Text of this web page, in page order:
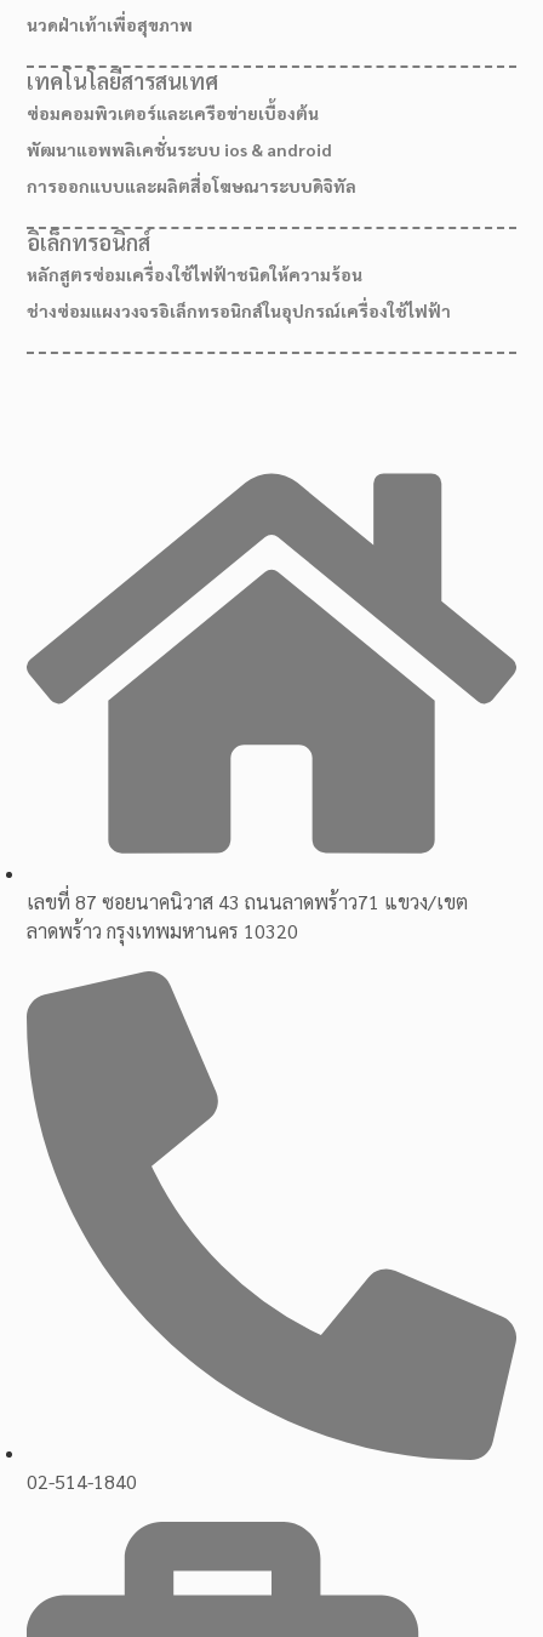
เลขที่ 87 ซอยนาคนิวาส 43 ถนนลาดพร้าว71 แขวง/เขต
ลาดพร้าว กรุงเทพมหานคร 10320
02-514-1840
นวดฝ่าเท้าเพื่อสุขภาพ
เทคโนโลยีสารสนเทศ
ซ่อมคอมพิวเตอร์และเครือข่ายเบื้องต้น
พัฒนาแอพพลิเคชั่นระบบ ios & android
การออกแบบและผลิตสื่อโฆษณาระบบดิจิทัล
อิเล็กทรอนิกส์
หลักสูตรซ่อมเครื่องใช้ไฟฟ้าชนิดให้ความร้อน
ช่างซ่อมแผงวงจรอิเล็กทรอนิกส์ในอุปกรณ์เครื่องใช้ไฟฟ้า